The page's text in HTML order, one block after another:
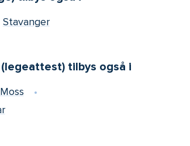
Stavanger
tilbys også i
Moss